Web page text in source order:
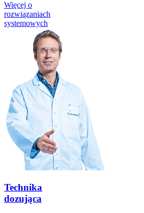
Więcej o
rozwiązaniach
systemowych
Technika
dozująca